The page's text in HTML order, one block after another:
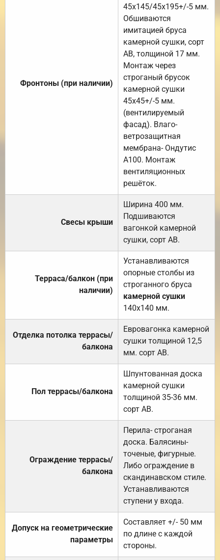
Фронтоны (при наличии)
45х145/45х195+/-5 мм.
Обшиваются
имитацией бруса
камерной сушки, сорт
АВ, толщиной 17 мм.
Монтаж через
строганый брусок
камерной сушки
45х45+/-5 мм.
(вентилируемый
фасад). Влаго-
ветрозащитная
мембрана- Ондутис
А100. Монтаж
вентиляционных
решёток.
Свесы крыши
Ширина 400 мм.
Подшиваются
вагонкой камерной
сушки, сорт АВ.
Терраса/балкон (при
наличии)
Устанавливаются
опорные столбы из
строганного бруса
камерной сушки
140х140 мм.
Отделка потолка террасы/
балкона
Евровагонка камерной
сушки толщиной 12,5
мм. сорт АВ.
Пол террасы/балкона
Шпунтованная доска
камерной сушки
толщиной 35-36 мм.
сорт АВ.
Ограждение террасы/
балкона
Перила- строганая
доска. Балясины-
точеные, фигурные.
Либо ограждение в
скандинавском стиле.
Устанавливаются
ступени у входа.
Допуск на геометрические
параметры
Составляет +/- 50 мм
по длине с каждой
стороны.